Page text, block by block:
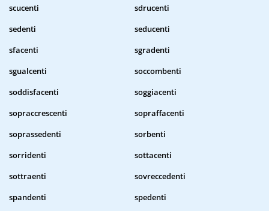
scucenti
sdrucenti
sedenti
seducenti
sfacenti
sgradenti
sgualcenti
soccombenti
soddisfacenti
soggiacenti
sopraccrescenti
sopraffacenti
soprassedenti
sorbenti
sorridenti
sottacenti
sottraenti
sovreccedenti
spandenti
spedenti